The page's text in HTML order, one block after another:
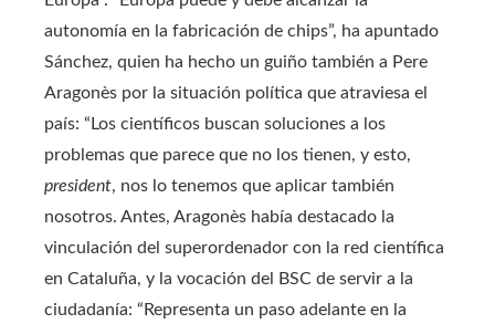
autonomía en la fabricación de chips”, ha apuntado
Sánchez, quien ha hecho un guiño también a Pere
Aragonès por la situación política que atraviesa el
país: “Los científicos buscan soluciones a los
problemas que parece que no los tienen, y esto,
president, nos lo tenemos que aplicar también
nosotros. Antes, Aragonès había destacado la
vinculación del superordenador con la red científica
en Cataluña, y la vocación del BSC de servir a la
ciudadanía: “Representa un paso adelante en la